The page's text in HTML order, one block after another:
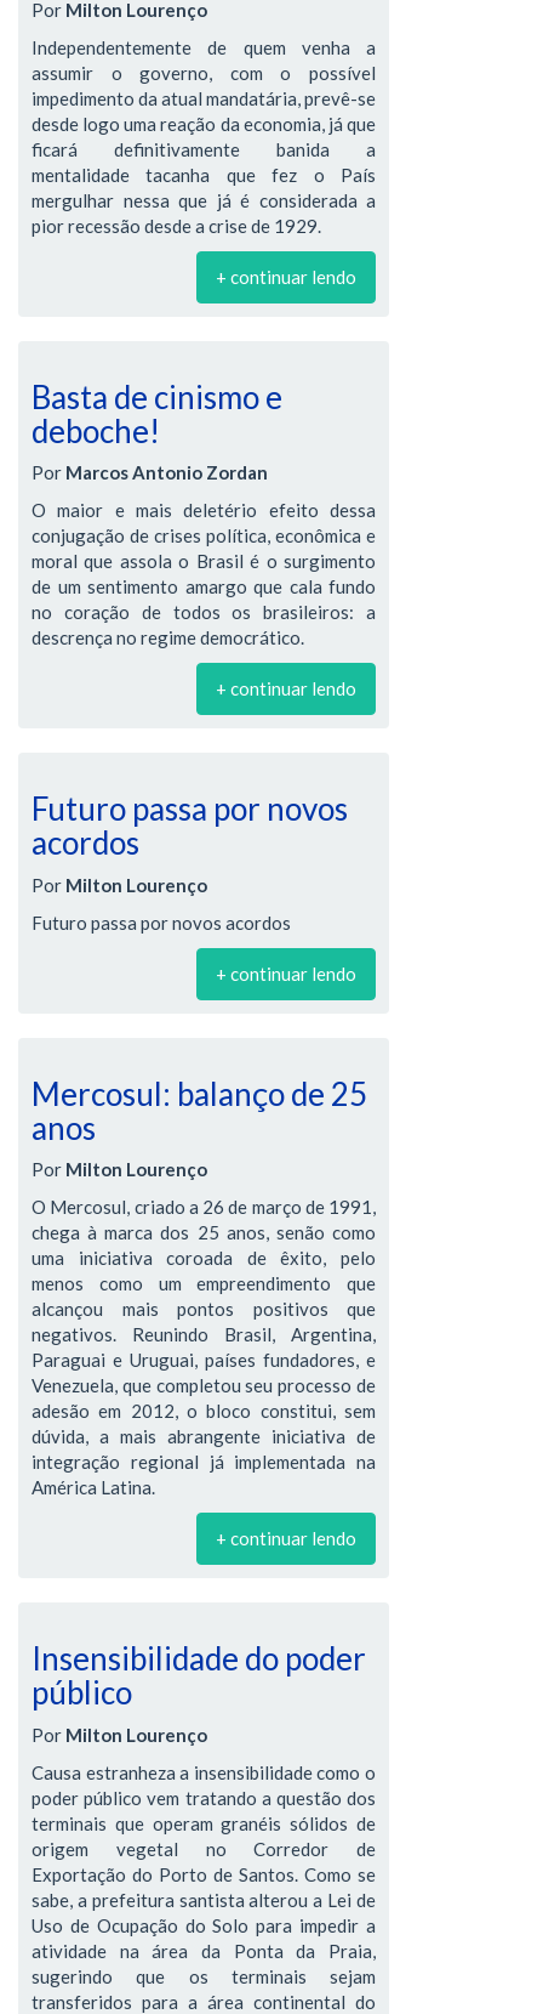
Por Milton Lourenço
Independentemente de quem venha a
assumir o governo, com o possível
impedimento da atual mandatária, prevê-se
desde logo uma reação da economia, já que
ficará definitivamente banida a
mentalidade tacanha que fez o País
mergulhar nessa que já é considerada a
pior recessão desde a crise de 1929.
+ continuar lendo
Basta de cinismo e
deboche!
Por Marcos Antonio Zordan
O maior e mais deletério efeito dessa
conjugação de crises política, econômica e
moral que assola o Brasil é o surgimento
de um sentimento amargo que cala fundo
no coração de todos os brasileiros: a
descrença no regime democrático.
+ continuar lendo
Futuro passa por novos
acordos
Por Milton Lourenço
Futuro passa por novos acordos
+ continuar lendo
Mercosul: balanço de 25
anos
Por Milton Lourenço
O Mercosul, criado a 26 de março de 1991,
chega à marca dos 25 anos, senão como
uma iniciativa coroada de êxito, pelo
menos como um empreendimento que
alcançou mais pontos positivos que
negativos. Reunindo Brasil, Argentina,
Paraguai e Uruguai, países fundadores, e
Venezuela, que completou seu processo de
adesão em 2012, o bloco constitui, sem
dúvida, a mais abrangente iniciativa de
integração regional já implementada na
América Latina.
+ continuar lendo
Insensibilidade do poder
público
Por Milton Lourenço
Causa estranheza a insensibilidade como o
poder público vem tratando a questão dos
terminais que operam granéis sólidos de
origem vegetal no Corredor de
Exportação do Porto de Santos. Como se
sabe, a prefeitura santista alterou a Lei de
Uso de Ocupação do Solo para impedir a
atividade na área da Ponta da Praia,
sugerindo que os terminais sejam
transferidos para a área continental do